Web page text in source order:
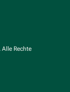
Rechte